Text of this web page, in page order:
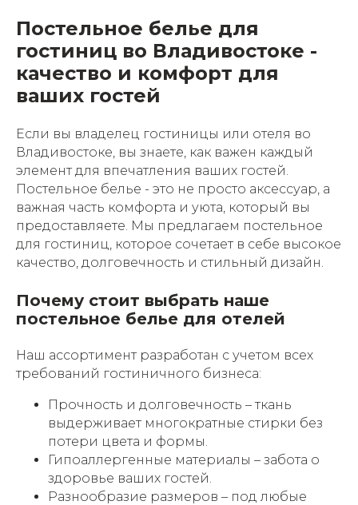
Постельное белье для
гостиниц во Владивостоке -
качество и комфорт для
ваших гостей
Если вы владелец гостиницы или отеля во
Владивостоке, вы знаете, как важен каждый
элемент для впечатления ваших гостей.
Постельное белье - это не просто аксессуар, а
важная часть комфорта и уюта, который вы
предоставляете. Мы предлагаем постельное
для гостиниц, которое сочетает в себе высокое
качество, долговечность и стильный дизайн.
Почему стоит выбрать наше
постельное белье для отелей
Наш ассортимент разработан с учетом всех
требований гостиничного бизнеса:
Прочность и долговечность – ткань
выдерживает многократные стирки без
потери цвета и формы.
Гипоаллергенные материалы – забота о
здоровье ваших гостей.
Разнообразие размеров – под любые